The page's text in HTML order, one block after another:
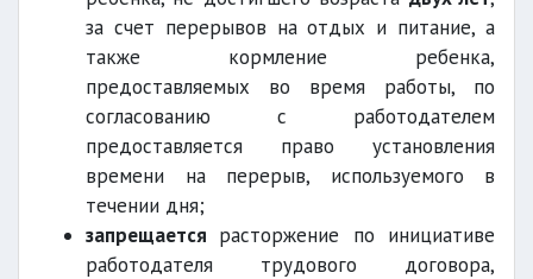
за счет перерывов на отдых и питание, а
также кормление ребенка,
предоставляемых во время работы, по
согласованию с работодателем
предоставляется право установления
времени на перерыв, используемого в
течении дня;
запрещается расторжение по инициативе
работодателя трудового договора,